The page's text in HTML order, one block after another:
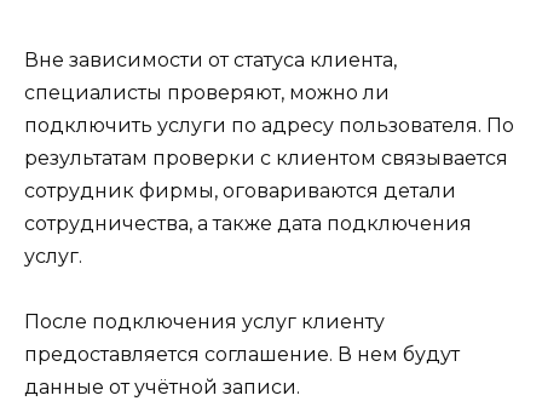
Вне зависимости от статуса клиента,
специалисты проверяют, можно ли
подключить услуги по адресу пользователя. По
результатам проверки с клиентом связывается
сотрудник фирмы, оговариваются детали
сотрудничества, а также дата подключения
услуг.
После подключения услуг клиенту
предоставляется соглашение. В нем будут
данные от учётной записи.